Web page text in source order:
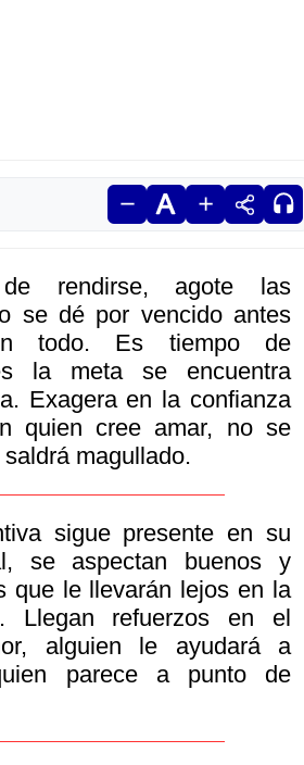
rendirse, agote las
se dé por vencido antes
todo. Es tiempo de
la meta se encuentra
Exagera en la confianza
quien cree amar, no se
magullado.
sigue presente en su
se aspectan buenos y
que le llevarán lejos en la
Llegan refuerzos en el
alguien le ayudará a
parece a punto de